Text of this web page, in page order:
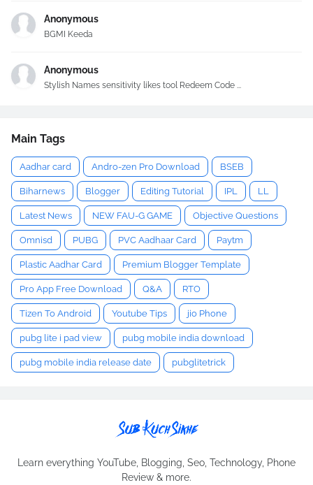
Anonymous
BGMI Keeda
Anonymous
Stylish Names sensitivity likes tool Redeem Code ...
Main Tags
Aadhar card Andro-zen Pro Download BSEB
Biharnews Blogger Editing Tutorial IPL LL
Latest News NEW FAU-G GAME Objective Questions
Omnisd PUBG PVC Aadhaar Card Paytm
Plastic Aadhar Card Premium Blogger Template
Pro App Free Download Q&A RTO
Tizen To Android Youtube Tips jio Phone
pubg lite i pad view pubg mobile india download
pubg mobile india release date pubglitetrick
Learn everything YouTube, Blogging, Seo, Technology, Phone
Review & more.